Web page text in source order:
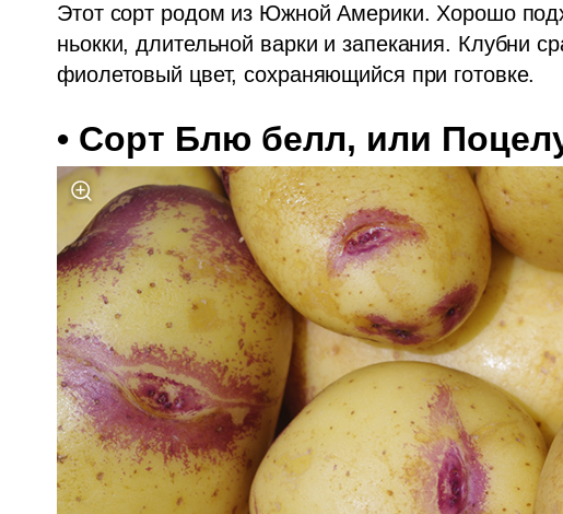
Этот сорт родом из Южной Америки. Хорошо
ньокки, длительной варки и запекания. Клубни
фиолетовый цвет, сохраняющийся при готовке.
• Сорт Блю белл, или